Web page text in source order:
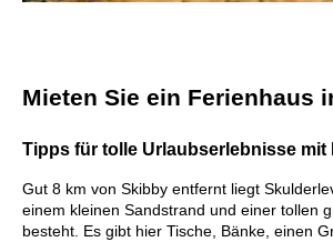
Mieten Sie ein Ferienhaus
Tipps für tolle Urlaubserlebnisse mit
Gut 8 km von Skibby entfernt liegt
einem kleinen Sandstrand und einer tollen
besteht. Es gibt hier Tische, Bänke, einen